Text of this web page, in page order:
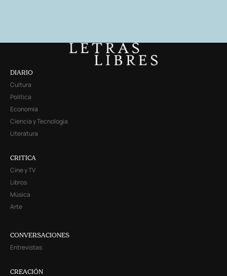
DIARIO
Cultura
Política
Economía
Ciencia y Tecnología
Literatura
CRITICA
Cine y TV
Libros
Música
Arte
CONVERSACIONES
Entrevistas
CREACIÓN